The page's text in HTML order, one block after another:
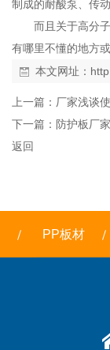
制成的耐酸泵、传
而且关于高分
有哪里不懂的地方
本文网址：
上一篇： 厂家浅谈
下一篇： 防护板厂
返回
PP板材